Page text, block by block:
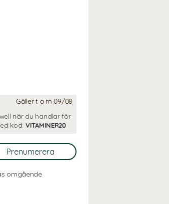
Gäller t o m 09/08
när du handlar för
kod: VITAMINER20
omgående